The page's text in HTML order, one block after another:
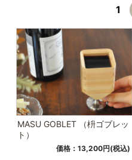
1
MASU GOBLET （枡ゴブレッ
ト）
価格：13,200円(税込)